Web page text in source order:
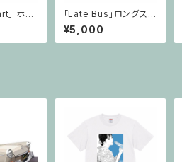
」 ホワ
「Late Bus」ロングスリ
ーブTシャツ・杢グレー
¥5,000